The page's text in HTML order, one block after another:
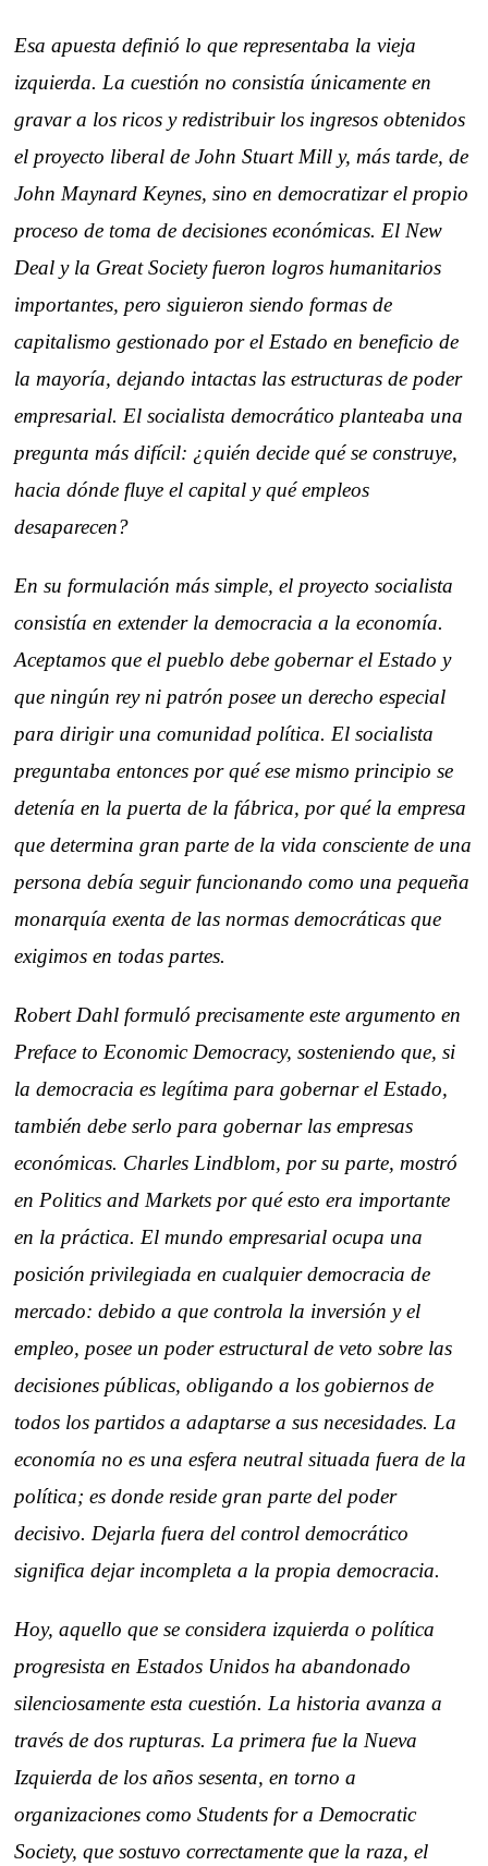
Esa apuesta definió lo que representaba la vieja
izquierda. La cuestión no consistía únicamente en
gravar a los ricos y redistribuir los ingresos obtenidos
el proyecto liberal de John Stuart Mill y, más tarde, de
John Maynard Keynes, sino en democratizar el propio
proceso de toma de decisiones económicas. El New
Deal y la Great Society fueron logros humanitarios
importantes, pero siguieron siendo formas de
capitalismo gestionado por el Estado en beneficio de
la mayoría, dejando intactas las estructuras de poder
empresarial. El socialista democrático planteaba una
pregunta más difícil: ¿quién decide qué se construye,
hacia dónde fluye el capital y qué empleos
desaparecen?
En su formulación más simple, el proyecto socialista
consistía en extender la democracia a la economía.
Aceptamos que el pueblo debe gobernar el Estado y
que ningún rey ni patrón posee un derecho especial
para dirigir una comunidad política. El socialista
preguntaba entonces por qué ese mismo principio se
detenía en la puerta de la fábrica, por qué la empresa
que determina gran parte de la vida consciente de una
persona debía seguir funcionando como una pequeña
monarquía exenta de las normas democráticas que
exigimos en todas partes.
Robert Dahl formuló precisamente este argumento en
Preface to Economic Democracy, sosteniendo que, si
la democracia es legítima para gobernar el Estado,
también debe serlo para gobernar las empresas
económicas. Charles Lindblom, por su parte, mostró
en Politics and Markets por qué esto era importante
en la práctica. El mundo empresarial ocupa una
posición privilegiada en cualquier democracia de
mercado: debido a que controla la inversión y el
empleo, posee un poder estructural de veto sobre las
decisiones públicas, obligando a los gobiernos de
todos los partidos a adaptarse a sus necesidades. La
economía no es una esfera neutral situada fuera de la
política; es donde reside gran parte del poder
decisivo. Dejarla fuera del control democrático
significa dejar incompleta a la propia democracia.
Hoy, aquello que se considera izquierda o política
progresista en Estados Unidos ha abandonado
silenciosamente esta cuestión. La historia avanza a
través de dos rupturas. La primera fue la Nueva
Izquierda de los años sesenta, en torno a
organizaciones como Students for a Democratic
Society, que sostuvo correctamente que la raza, el